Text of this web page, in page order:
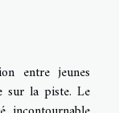
entre jeunes
sur la piste. Le